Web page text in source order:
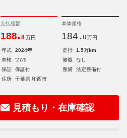
支払総額
188.8 万円
本体価格
184. 8 万円
年式 2024年 走行
1.5万km
車検
'27/9 修復
なし
保証
保証付 整備
法定整備付
住所
千葉県 印西市
見積もり・在庫確認